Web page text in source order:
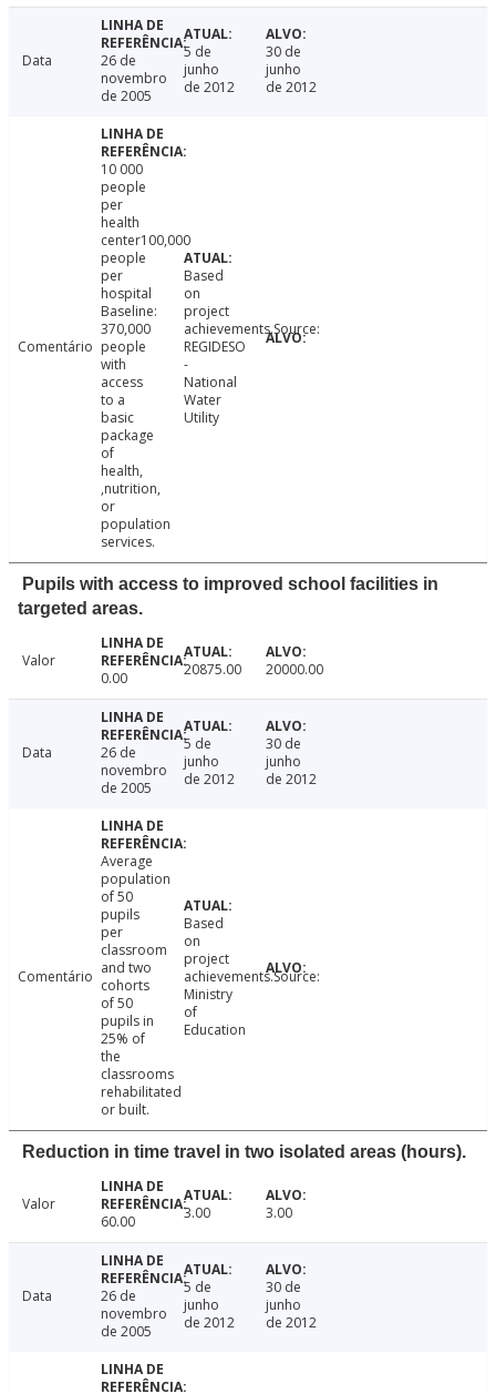
Data
26 de
novembro
de 2005
5 de
junho
de 2012
30 de
junho
de 2012
Comentário
10 000
people
per
health
center100,000
people
per
hospital
Baseline:
370,000
people
with
access
to a
basic
package
of
health,
,nutrition,
or
population
services.
Based
on
project
achievements.Source:
REGIDESO
-
National
Water
Utility
Pupils with access to improved school facilities in
targeted areas.
Valor
0.00
20875.00 20000.00
Data
26 de
novembro
de 2005
5 de
junho
de 2012
30 de
junho
de 2012
Comentário
Average
population
of 50
pupils
per
classroom
and two
cohorts
of 50
pupils in
25% of
the
classrooms
rehabilitated
or built.
Based
on
project
achievements.Source:
Ministry
of
Education
Reduction in time travel in two isolated areas (hours).
Valor
60.00
3.00 3.00
Data
26 de
novembro
de 2005
5 de
junho
de 2012
30 de
junho
de 2012